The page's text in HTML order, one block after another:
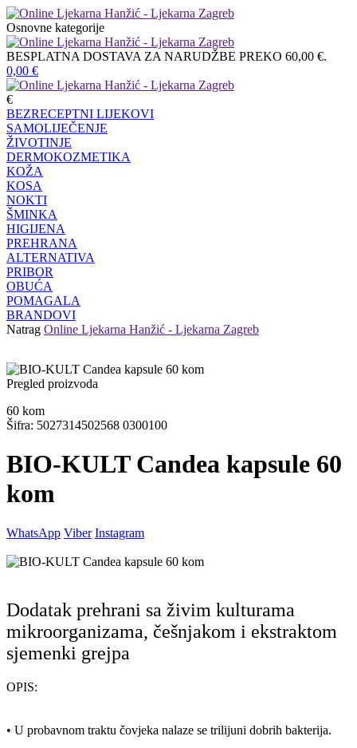
Osnovne kategorije
BESPLATNA DOSTAVA ZA NARUDŽBE PREKO 60,00 €.
0,00 €
€
BEZRECEPTNI LIJEKOVI
SAMOLIJEČENJE
ŽIVOTINJE
DERMOKOZMETIKA
KOŽA
KOSA
NOKTI
ŠMINKA
HIGIJENA
PREHRANA
ALTERNATIVA
PRIBOR
OBUĆA
POMAGALA
BRANDOVI
Natrag Online Ljekarna Hanžić - Ljekarna Zagreb
Pregled proizvoda
60 kom
Šifra: 5027314502568 0300100
BIO-KULT Candea kapsule 60
kom
WhatsApp Viber Instagram
Dodatak prehrani sa živim kulturama
mikroorganizama, češnjakom i ekstraktom
sjemenki grejpa
OPIS:
• U probavnom traktu čovjeka nalaze se trilijuni dobrih bakterija.